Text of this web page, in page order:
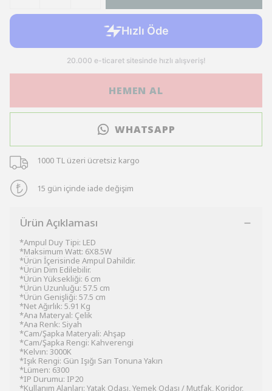
HEMEN AL
WHATSAPP
1000 TL üzeri ücretsiz kargo
15 gün içinde iade değişim
Ürün Açıklaması
*Ampul Duy Tipi: LED
*Maksimum Watt: 6X8.5W
*Ürün İçerisinde Ampul Dahildir.
*Ürün Dim Edilebilir.
*Ürün Yüksekliği: 6 cm
*Ürün Uzunluğu: 57.5 cm
*Ürün Genişliği: 57.5 cm
*Net Ağırlık: 5.91 Kg
*Ana Materyal: Çelik
*Ana Renk: Siyah
*Cam/Şapka Materyali: Ahşap
*Cam/Şapka Rengi: Kahverengi
*Kelvın: 3000K
*Işık Rengi: Gün Işığı Sarı Tonuna Yakın
*Lümen: 6300
*IP Durumu: IP20
*Kullanım Alanları: Yatak Odası, Yemek Odası / Mutfak, Koridor,